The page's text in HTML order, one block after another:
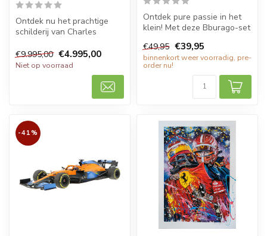
Ontdek nu het prachtige
schilderij van Charles
Eric Ja...
€9.995,00 €4.995,00
Niet op voorraad
Ontdek pure passie in het
klein! Met deze Bburago-set
Fe...
€49,95 €39,95
binnenkort weer voorradig, pre-
order nu!
-41%